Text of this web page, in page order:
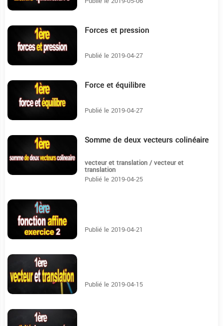
Forces et pression
Publié le 2019-04-27
Force et équilibre
Publié le 2019-04-27
Somme de deux vecteurs colinéaire
vecteur et translation / vecteur et
translation
Publié le 2019-04-25
Publié le 2019-04-21
Publié le 2019-04-15